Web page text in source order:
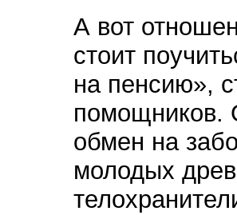
А вот
стоит
на пенсию»,
помощников.
обмен на
молодых